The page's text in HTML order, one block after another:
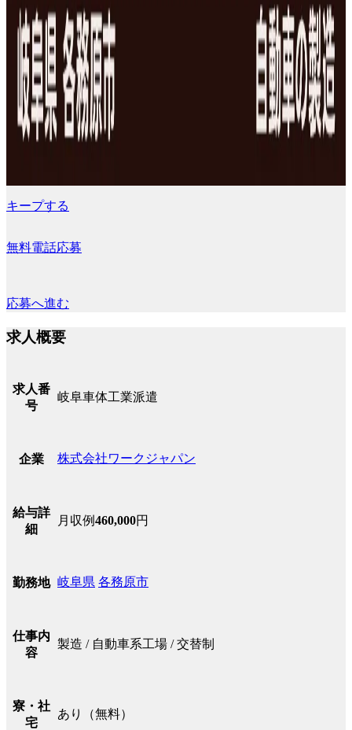
キープする
無料電話応募
応募へ進む
求人概要
求人番
号
岐阜車体工業派遣
企業 株式会社ワークジャパン
給与詳
細
月収例460,000円
勤務地 岐阜県 各務原市
仕事内
容
製造 / 自動車系工場 / 交替制
寮・社
宅
あり（無料）